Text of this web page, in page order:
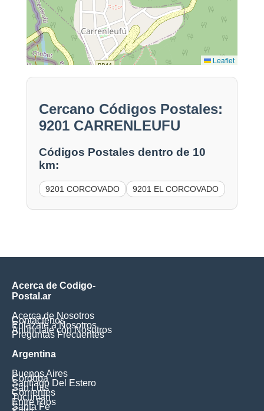
Leaflet
Cercano Códigos Postales:
9201 CARRENLEUFU
Códigos Postales dentro de 10
km:
9201 CORCOVADO 9201 EL CORCOVADO
Acerca de Codigo-
Postal.ar
Acerca de Nosotros
Contáctenos
Enlázate a Nosotros
Anúnciate con Nosotros
Preguntas Frecuentes
Argentina
Buenos Aires
Cordoba
Santiago Del Estero
San Luis
Corrientes
Tucuman
Entre Rios
Santa Fe